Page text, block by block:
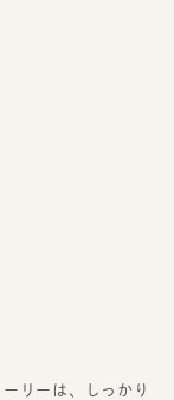
リーは、しっかり